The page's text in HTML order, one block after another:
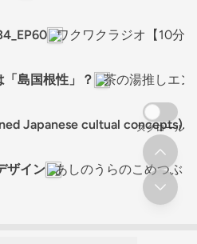
ワクワクラジオ【10分
島国根性」？ 茶の湯推しエ
Japanese cultual
ザイン あしのうらのこめつぶ
スクロール